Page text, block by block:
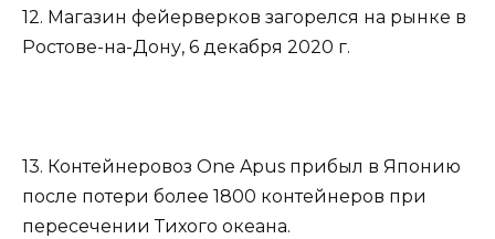
12. Магазин фейерверков загорелся на рынке в
Ростове-на-Дону, 6 декабря 2020 г.
13. Контейнеровоз One Apus прибыл в Японию
после потери более 1800 контейнеров при
пересечении Тихого океана.